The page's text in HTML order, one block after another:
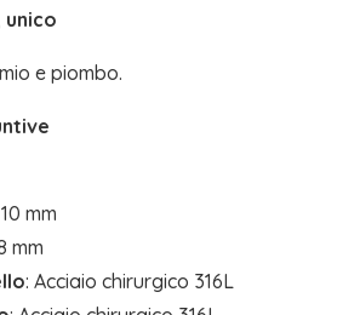
unico
e piombo.
mm
mm
: Acciaio chirurgico 316L